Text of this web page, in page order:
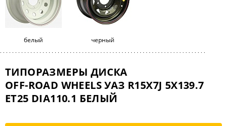
белый черный
ТИПОРАЗМЕРЫ ДИСКА
OFF-ROAD WHEELS УАЗ R15X7J 5X139.7
ET25 DIA110.1 БЕЛЫЙ